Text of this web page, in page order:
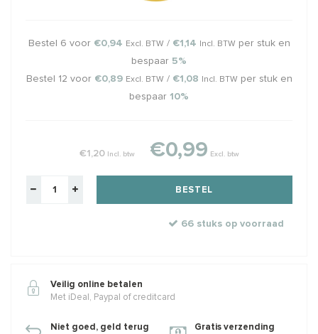
Bestel 6 voor €0,94 Excl. BTW / €1,14 Incl. BTW per stuk en
bespaar 5%
Bestel 12 voor €0,89 Excl. BTW / €1,08 Incl. BTW per stuk en
bespaar 10%
€1,20 Incl. btw €0,99 Excl. btw
BESTEL
66 stuks op voorraad
Veilig online betalen
Met iDeal, Paypal of creditcard
Niet goed, geld terug
Gratis verzending